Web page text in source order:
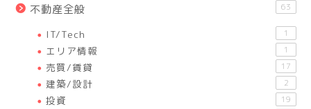
不動産全般 63
IT/Tech 1
エリア情報 1
売買/賃貸 17
建築/設計 2
投資 19